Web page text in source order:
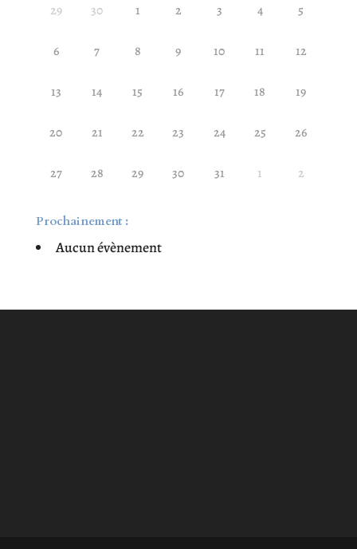
29 30 1 2 3 4 5
6 7 8 9 10 11 12
13 14 15 16 17 18 19
20 21 22 23 24 25 26
27 28 29 30 31 1 2
Prochainement :
Aucun évènement